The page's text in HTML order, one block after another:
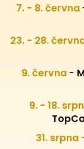
7. - 8. června
23. - 28.
9. června -
9. - 18.
31. srpna